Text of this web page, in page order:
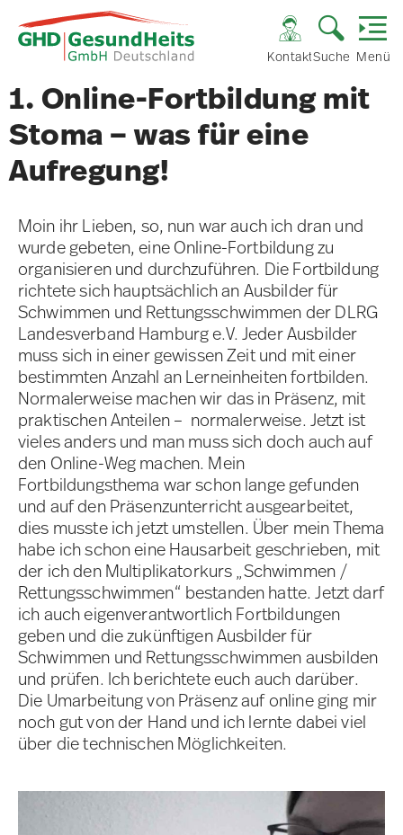
KontaktSuche Menü
1. Online-Fortbildung mit
Stoma – was für eine
Aufregung!
Moin ihr Lieben, so, nun war auch ich dran und
wurde gebeten, eine Online-Fortbildung zu
organisieren und durchzuführen. Die Fortbildung
richtete sich hauptsächlich an Ausbilder für
Schwimmen und Rettungsschwimmen der DLRG
Landesverband Hamburg e.V. Jeder Ausbilder
muss sich in einer gewissen Zeit und mit einer
bestimmten Anzahl an Lerneinheiten fortbilden.
Normalerweise machen wir das in Präsenz, mit
praktischen Anteilen – normalerweise. Jetzt ist
vieles anders und man muss sich doch auch auf
den Online-Weg machen. Mein
Fortbildungsthema war schon lange gefunden
und auf den Präsenzunterricht ausgearbeitet,
dies musste ich jetzt umstellen. Über mein Thema
habe ich schon eine Hausarbeit geschrieben, mit
der ich den Multiplikatorkurs „Schwimmen /
Rettungsschwimmen“ bestanden hatte. Jetzt darf
ich auch eigenverantwortlich Fortbildungen
geben und die zukünftigen Ausbilder für
Schwimmen und Rettungsschwimmen ausbilden
und prüfen. Ich berichtete euch auch darüber.
Die Umarbeitung von Präsenz auf online ging mir
noch gut von der Hand und ich lernte dabei viel
über die technischen Möglichkeiten.